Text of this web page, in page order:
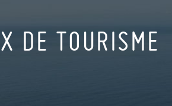
DE TOURISME